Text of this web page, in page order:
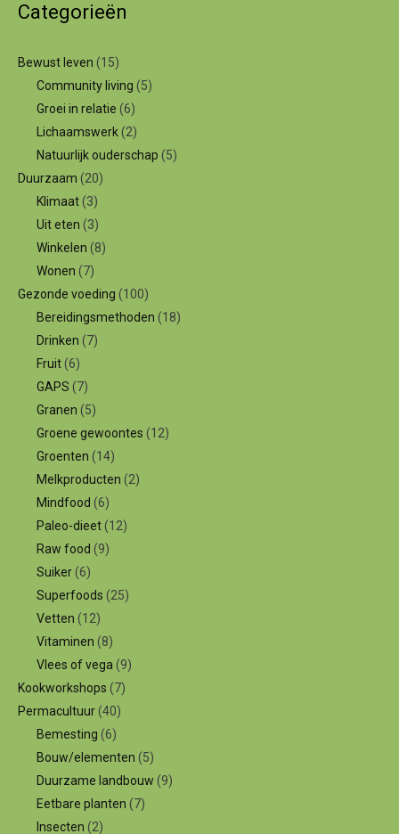
Categorieën
Bewust leven (15)
Community living (5)
Groei in relatie (6)
Lichaamswerk(2)
Natuurlijk ouderschap (5)
Duurzaam (20)
Klimaat(3)
Uit eten (3)
Winkelen (8)
Wonen (7)
Gezonde voeding (100)
Bereidingsmethoden (18)
Drinken (7)
Fruit(6)
GAPS (7)
Granen (5)
Groene gewoontes (12)
Groenten (14)
Melkproducten (2)
Mindfood (6)
Paleo-dieet(12)
Raw food (9)
Suiker(6)
Superfoods (25)
Vetten (12)
Vitaminen (8)
Vlees of vega(9)
Kookworkshops (7)
Permacultuur(40)
Bemesting (6)
Bouw/elementen (5)
Duurzame landbouw (9)
Eetbare planten (7)
Insecten (2)